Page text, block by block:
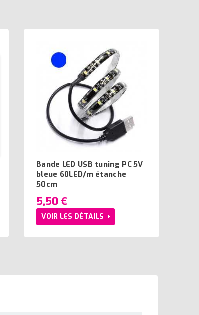
Bande LED USB tuning PC 5V
bleue 60LED/m étanche
50cm
5,50 €
VOIR LES DÉTAILS